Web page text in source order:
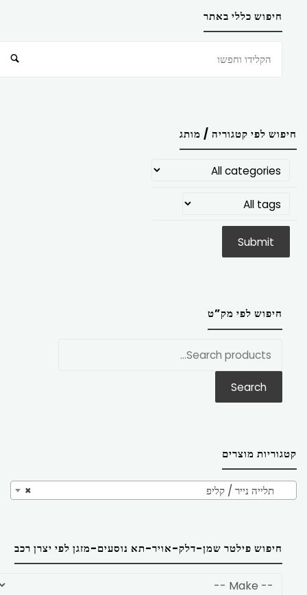
חיפוש כללי באתר
חיפוש לפי קטגוריה / מותג
חיפוש לפי מק”ט
Search
קטגוריות מוצרים
× תלייה נייר / קליפ
חיפוש פילטר שמן-דלק-אויר-תא נוסעים-מזגן לפי יצרן רכב